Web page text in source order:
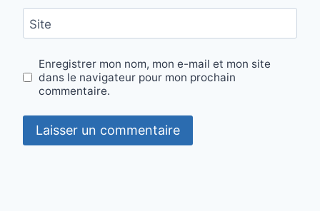
Site
Enregistrer mon nom, mon e-mail et mon site
dans le navigateur pour mon prochain
commentaire.